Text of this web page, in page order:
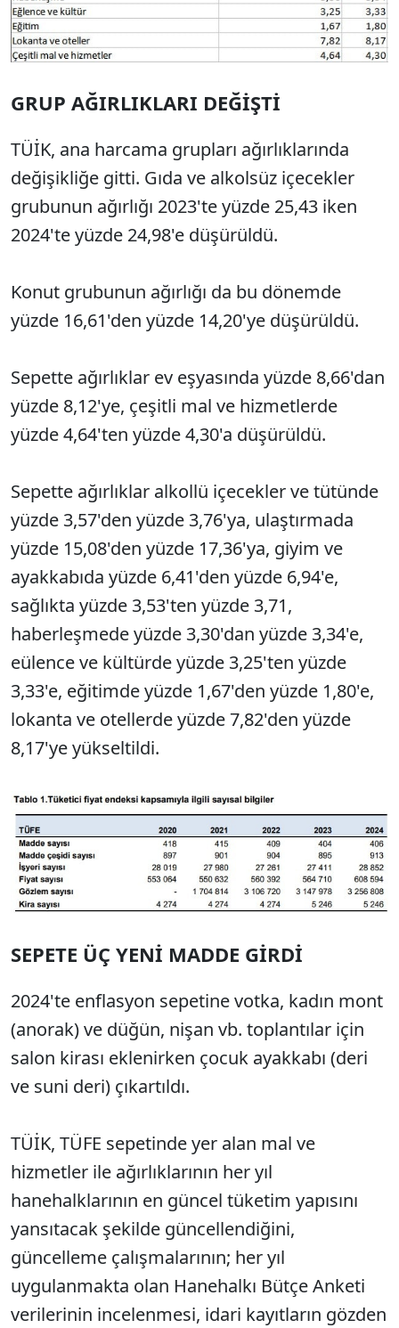
GRUP AĞIRLIKLARI DEĞİŞTİ
TÜİK, ana harcama grupları ağırlıklarında
değişikliğe gitti. Gıda ve alkolsüz içecekler
grubunun ağırlığı 2023'te yüzde 25,43 iken
2024'te yüzde 24,98'e düşürüldü.
Konut grubunun ağırlığı da bu dönemde
yüzde 16,61'den yüzde 14,20'ye düşürüldü.
Sepette ağırlıklar ev eşyasında yüzde 8,66'dan
yüzde 8,12'ye, çeşitli mal ve hizmetlerde
yüzde 4,64'ten yüzde 4,30'a düşürüldü.
Sepette ağırlıklar alkollü içecekler ve tütünde
yüzde 3,57'den yüzde 3,76'ya, ulaştırmada
yüzde 15,08'den yüzde 17,36'ya, giyim ve
ayakkabıda yüzde 6,41'den yüzde 6,94'e,
sağlıkta yüzde 3,53'ten yüzde 3,71,
haberleşmede yüzde 3,30'dan yüzde 3,34'e,
eülence ve kültürde yüzde 3,25'ten yüzde
3,33'e, eğitimde yüzde 1,67'den yüzde 1,80'e,
lokanta ve otellerde yüzde 7,82'den yüzde
8,17'ye yükseltildi.
SEPETE ÜÇ YENİ MADDE GİRDİ
2024'te enflasyon sepetine votka, kadın mont
(anorak) ve düğün, nişan vb. toplantılar için
salon kirası eklenirken çocuk ayakkabı (deri
ve suni deri) çıkartıldı.
TÜİK, TÜFE sepetinde yer alan mal ve
hizmetler ile ağırlıklarının her yıl
hanehalklarının en güncel tüketim yapısını
yansıtacak şekilde güncellendiğini,
güncelleme çalışmalarının; her yıl
uygulanmakta olan Hanehalkı Bütçe Anketi
verilerinin incelenmesi, idari kayıtların gözden